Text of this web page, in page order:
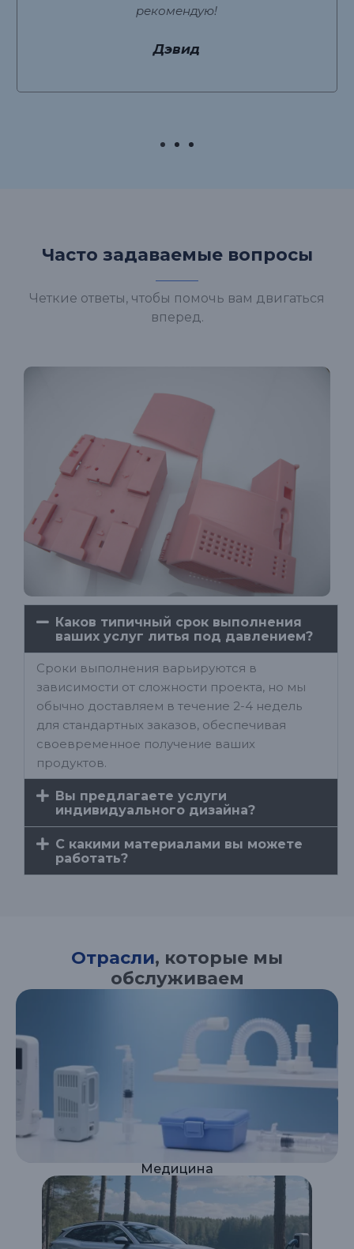
рекомендую!
Дэвид
Часто задаваемые вопросы
Четкие ответы, чтобы помочь вам двигаться
вперед.
Каков типичный срок выполнения
ваших услуг литья под давлением?
Сроки выполнения варьируются в
зависимости от сложности проекта, но мы
обычно доставляем в течение 2-4 недель
для стандартных заказов, обеспечивая
своевременное получение ваших
продуктов.
Вы предлагаете услуги
индивидуального дизайна?
С какими материалами вы можете
работать?
Отрасли, которые мы
обслуживаем
Медицина